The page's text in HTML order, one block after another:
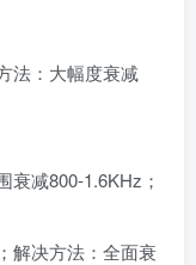
：大幅度衰减
减800-1.6KHz；
决方法：全面衰